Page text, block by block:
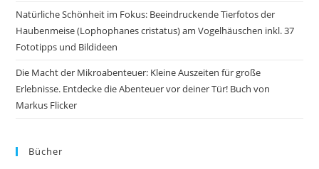
Natürliche Schönheit im Fokus: Beeindruckende Tierfotos der
Haubenmeise (Lophophanes cristatus) am Vogelhäuschen inkl. 37
Fototipps und Bildideen
Die Macht der Mikroabenteuer: Kleine Auszeiten für große
Erlebnisse. Entdecke die Abenteuer vor deiner Tür! Buch von
Markus Flicker
Bücher